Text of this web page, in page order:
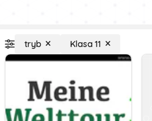
tryb Klasa 11